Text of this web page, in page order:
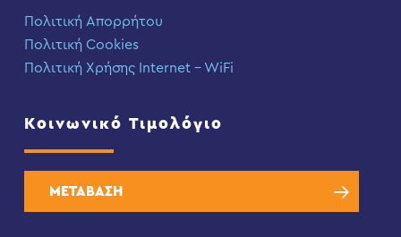
Πολιτική Απορρήτου
Πολιτική Cookies
Πολιτική Χρήσης Internet – WiFi
Κοινωνικό Τιμολόγιο
ΜΕΤΑΒΑΣΗ